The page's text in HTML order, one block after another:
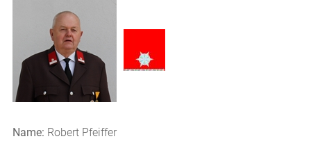
Name: Robert Pfeiffer